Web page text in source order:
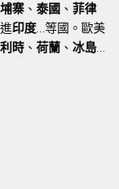
寨 、 泰國 、 菲律
印度 …等國。歐美
時 、 荷蘭 、 冰島